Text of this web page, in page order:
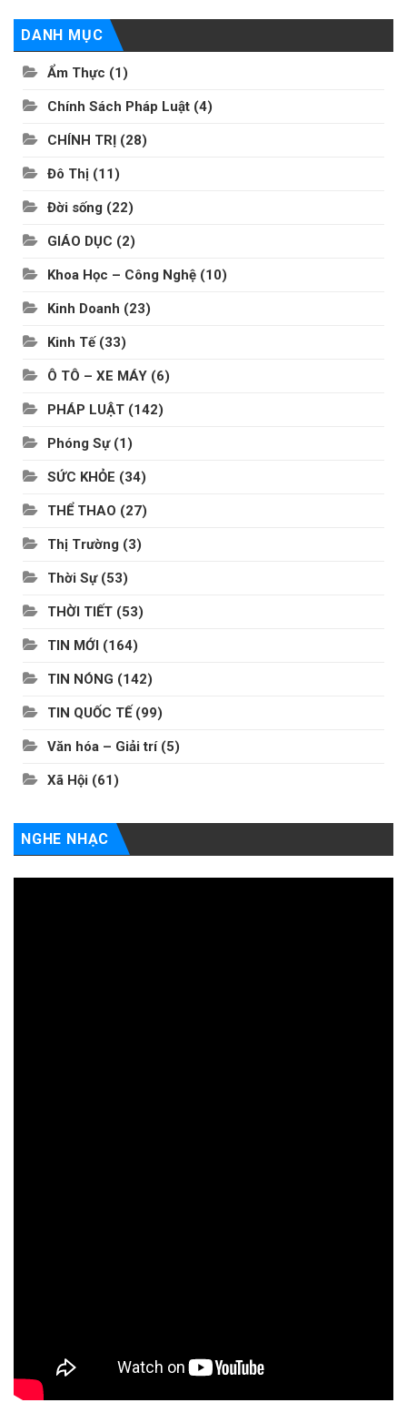
DANH MỤC
Ẩm Thực (1)
Chính Sách Pháp Luật (4)
CHÍNH TRỊ (28)
Đô Thị (11)
Đời sống (22)
GIÁO DỤC (2)
Khoa Học – Công Nghệ (10)
Kinh Doanh (23)
Kinh Tế(33)
Ô TÔ – XE MÁY (6)
PHÁP LUẬT (142)
Phóng Sự(1)
SỨC KHỎE (34)
THỂ THAO (27)
Thị Trường (3)
Thời Sự(53)
THỜI TIẾT (53)
TIN MỚI (164)
TIN NÓNG (142)
TIN QUỐC TẾ (99)
Văn hóa – Giải trí(5)
Xã Hội (61)
NGHE NHẠC